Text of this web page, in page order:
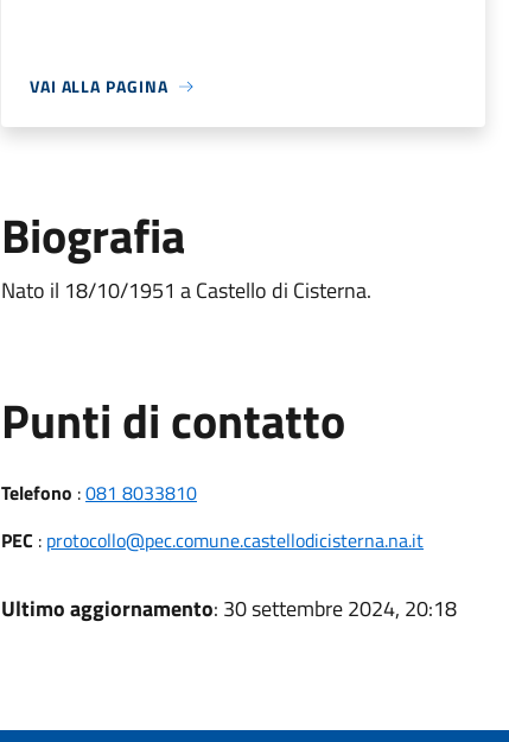
VAI ALLA PAGINA
Biografia
Nato il 18/10/1951 a Castello di Cisterna.
Punti di contatto
Telefono :081 8033810
PEC : protocollo@pec.comune.castellodicisterna.na.it
Ultimo aggiornamento: 30 settembre 2024, 20:18